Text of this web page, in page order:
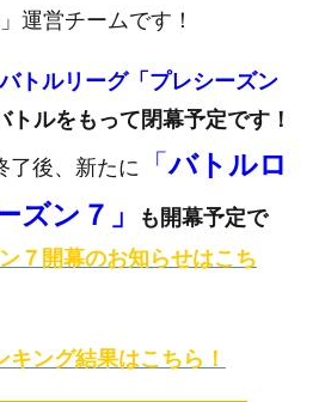
運営チームです！
トルリーグ「プレシーズン
トルをもって閉幕予定です！
了後、新たに
「バトルロ
ズン７」
も開幕予定で
７開幕のお知らせはこち
ング結果はこちら！